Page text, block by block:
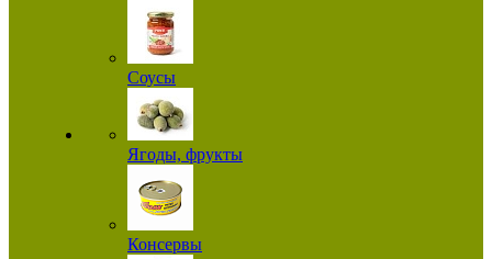
Соусы
Ягоды, фрукты
Консервы